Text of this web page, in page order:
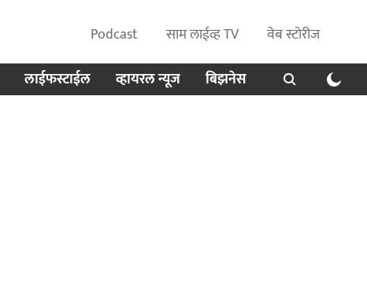
Podcast साम लाईव्ह TV
वेब स्टोरीज
लाईफस्टाईल व्हायरल न्यूज बिझनेस